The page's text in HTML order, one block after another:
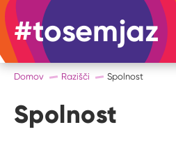
#tosemjaz
Domov Razišči Spolnost
Spolnost